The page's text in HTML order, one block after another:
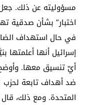
مسؤوليته عن ذلك. جعل
اختبار” بشأن صدقية
في حال استهداف
إسرائيل أنها أعلمتها
أيّ تنسيق معها. وأوضح
ضد أهداف تابعة لحزب
المتحدة. ومع ذلك،